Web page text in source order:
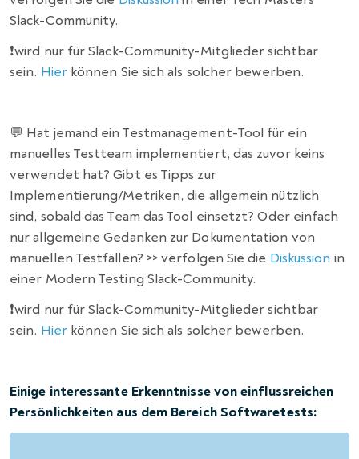
Slack-Community.
❗️wird nur für Slack-Community-Mitglieder sichtbar
sein. Hierkönnen Sie sich als solcher bewerben.
💬 Hat jemand ein Testmanagement-Tool für ein
manuelles Testteam implementiert, das zuvor keins
verwendet hat? Gibt es Tipps zur
Implementierung/Metriken, die allgemein nützlich
sind, sobald das Team das Tool einsetzt? Oder einfach
nur allgemeine Gedanken zur Dokumentation von
manuellen Testfällen? >> verfolgen Sie die Diskussion in
einer Modern Testing Slack-Community.
❗️wird nur für Slack-Community-Mitglieder sichtbar
sein. Hierkönnen Sie sich als solcher bewerben.
Einige interessante Erkenntnisse von einflussreichen
Persönlichkeiten aus dem Bereich Softwaretests: